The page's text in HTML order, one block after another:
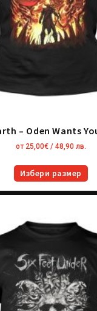
– Oden Wants
от 25,00€ / 48,90 лв.
Избери размер